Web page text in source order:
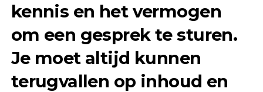
kennis en het vermogen
om een gesprek te sturen.
Je moet altijd kunnen
terugvallen op inhoud en